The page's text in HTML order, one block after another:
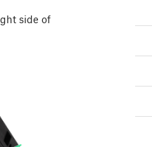
side of